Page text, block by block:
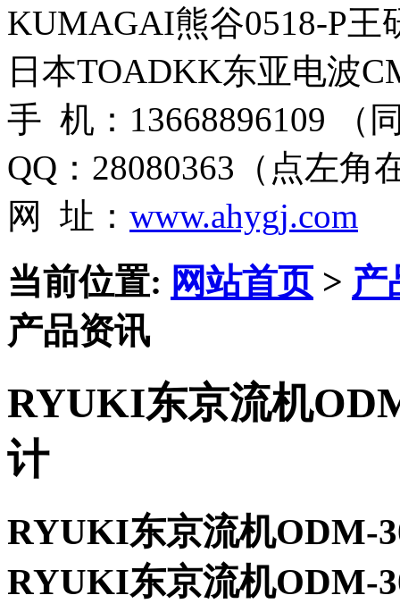
KUMAGAI熊谷0518-P王
日本TOADKK东亚电波
手 机：13668896109 （
QQ：28080363（点左角
网 址： www.ahygj.com
当前位置: 网站首页> 产
产品资讯
RYUKI东京流机
计
RYUKI东京流机ODM-
RYUKI东京流机ODM-